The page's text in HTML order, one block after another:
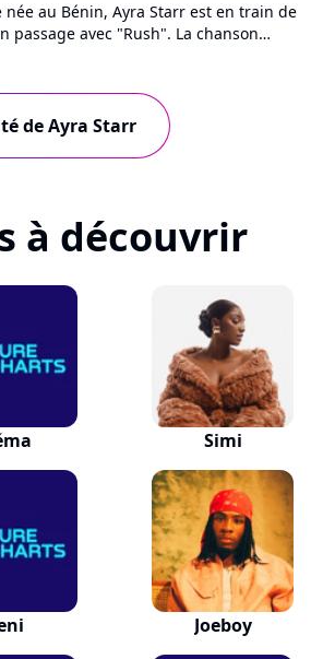
au Bénin, Ayra Starr est en train de
passage avec "Rush". La chanson
cartonne...
de Ayra Starr
à découvrir
Simi
Joeboy